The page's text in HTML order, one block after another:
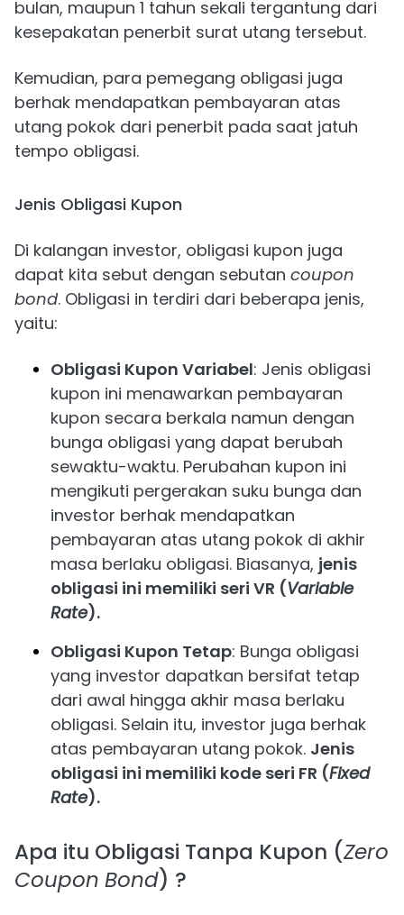
bulan, maupun 1 tahun sekali tergantung dari
kesepakatan penerbit surat utang tersebut.
Kemudian, para pemegang obligasi juga
berhak mendapatkan pembayaran atas
utang pokok dari penerbit pada saat jatuh
tempo obligasi.
Jenis Obligasi Kupon
Di kalangan investor, obligasi kupon juga
dapat kita sebut dengan sebutan coupon
bond. Obligasi in terdiri dari beberapa jenis,
yaitu:
Obligasi Kupon Variabel: Jenis obligasi
kupon ini menawarkan pembayaran
kupon secara berkala namun dengan
bunga obligasi yang dapat berubah
sewaktu-waktu. Perubahan kupon ini
mengikuti pergerakan suku bunga dan
investor berhak mendapatkan
pembayaran atas utang pokok di akhir
masa berlaku obligasi. Biasanya, jenis
obligasi ini memiliki seri VR (Variable
Rate).
Obligasi Kupon Tetap: Bunga obligasi
yang investor dapatkan bersifat tetap
dari awal hingga akhir masa berlaku
obligasi. Selain itu, investor juga berhak
atas pembayaran utang pokok. Jenis
obligasi ini memiliki kode seri FR (Fixed
Rate).
Apa itu Obligasi Tanpa Kupon (Zero
Coupon Bond) ?